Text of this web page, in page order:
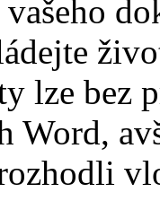
lze bez
Word,